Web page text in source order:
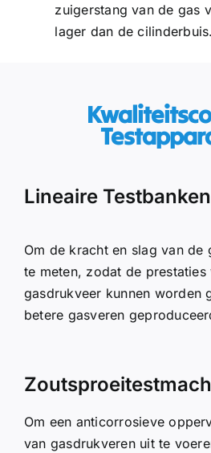
zuigerstang van de gas
lager dan de cilinderbuis.
Lineaire Testbanken
Om de kracht en slag van de
te meten, zodat de prestaties
gasdrukveer kunnen worden
betere gasveren
Om een anticorrosieve
van gasdrukveren uit te